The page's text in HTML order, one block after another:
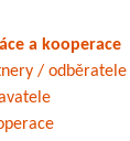
a kooperace
/ odběratele